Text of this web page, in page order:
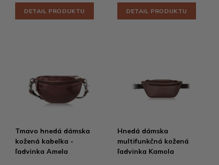
DETAIL PRODUKTU DETAIL PRODUKTU
Tmavo hnedá dámska
kožená kabelka -
ľadvinka Amela
Hnedá dámska
multifunkčná kožená
ľadvinka Kamola